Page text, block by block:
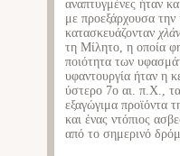
αναπτυγμένες ήταν
με προεξάρχουσα
κατασκευάζονταν
τη Μίλητο, η οποία
ποιότητα των
υφαντουργία ήταν η
ύστερο 7ο αι. π.Χ.,
εξαγώγιμα προϊόντα
και ένας ντόπιος
από το σημερινό